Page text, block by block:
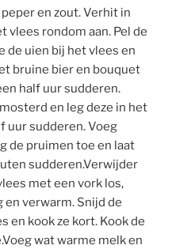
en zout. Verhit in
vlees rondom aan. Pel de
de uien bij het vlees en
bruine bier en bouquet
half uur sudderen.
en leg deze in het
uur sudderen. Voeg
de pruimen toe en laat
sudderen.Verwijder
met een vork los,
en verwarm. Snijd de
en kook ze kort. Kook de
wat warme melk en